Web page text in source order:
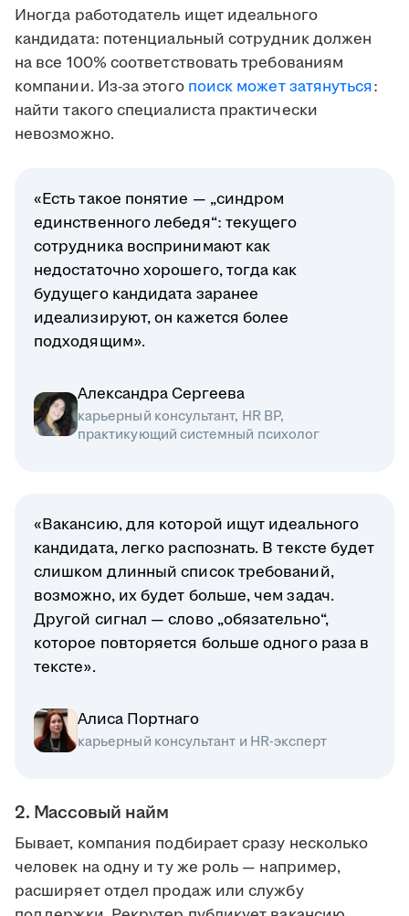
Иногда работодатель ищет идеального
кандидата: потенциальный сотрудник должен
на все 100% соответствовать требованиям
компании. Из-за этого поиск может затянуться:
найти такого специалиста практически
невозможно.
«Есть такое понятие — „синдром
единственного лебедя“: текущего
сотрудника воспринимают как
недостаточно хорошего, тогда как
будущего кандидата заранее
идеализируют, он кажется более
подходящим».
Александра Сергеева
карьерный консультант, HR BP,
практикующий системный психолог
«Вакансию, для которой ищут идеального
кандидата, легко распознать. В тексте будет
слишком длинный список требований,
возможно, их будет больше, чем задач.
Другой сигнал — слово „обязательно“,
которое повторяется больше одного раза в
тексте».
Алиса Портнаго
карьерный консультант и HR-эксперт
2. Массовый найм
Бывает, компания подбирает сразу несколько
человек на одну и ту же роль — например,
расширяет отдел продаж или службу